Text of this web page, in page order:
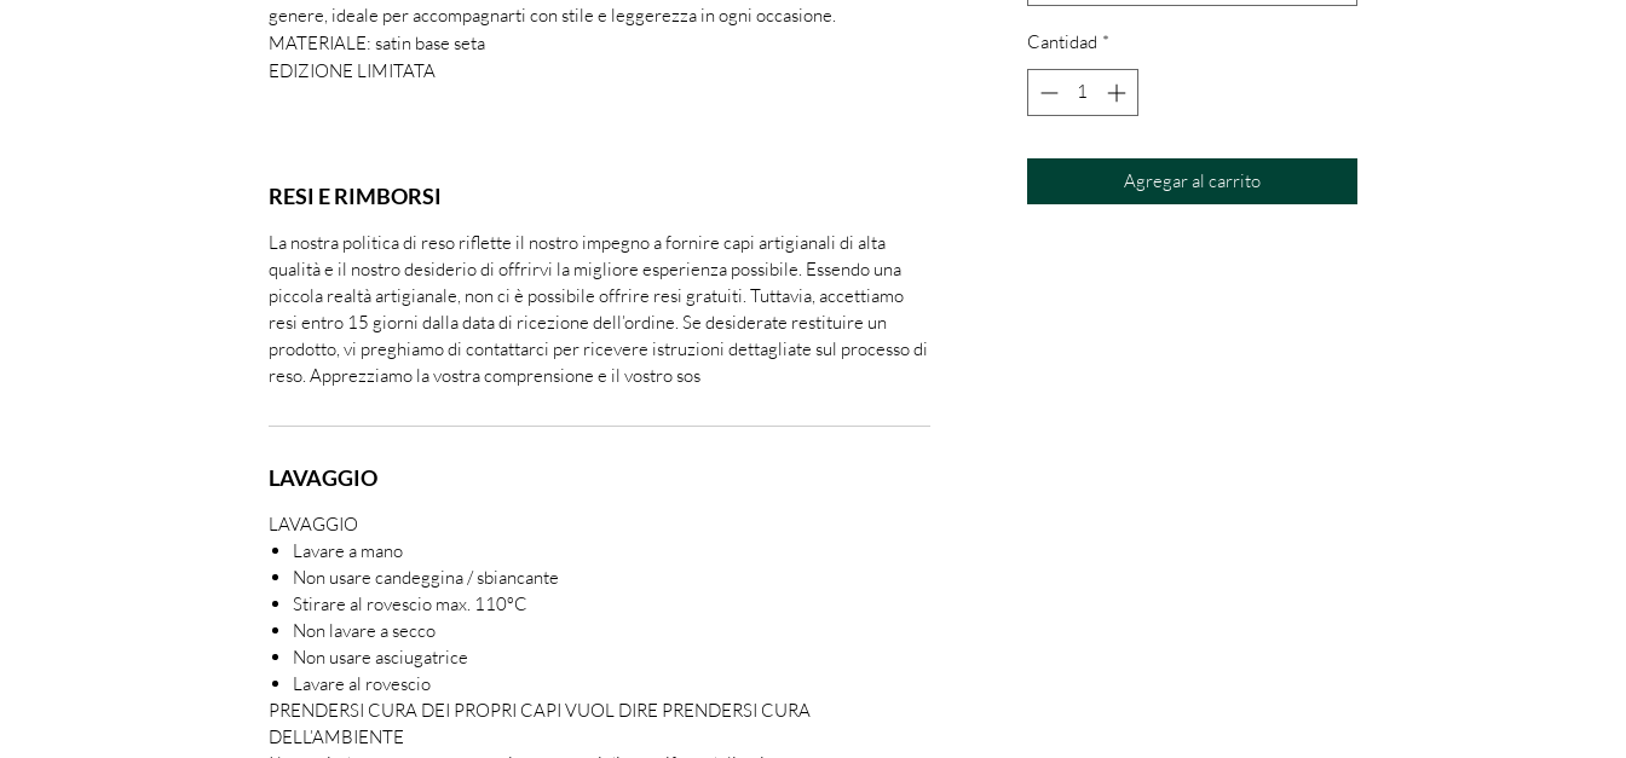
genere, ideale per accompagnarti con stile e leggerezza in ogni occasione.
MATERIALE: satin base seta
EDIZIONE LIMITATA
RESI E RIMBORSI
La nostra politica di reso riflette il nostro impegno a fornire capi artigianali di alta
qualità e il nostro desiderio di offrirvi la migliore esperienza possibile. Essendo una
piccola realtà artigianale, non ci è possibile offrire resi gratuiti. Tuttavia, accettiamo
resi entro 15 giorni dalla data di ricezione dell’ordine. Se desiderate restituire un
prodotto, vi preghiamo di contattarci per ricevere istruzioni dettagliate sul processo di
reso. Apprezziamo la vostra comprensione e il vostro sos
LAVAGGIO
LAVAGGIO
Lavare a mano
Non usare candeggina / sbiancante
Stirare al rovescio max. 110ºC
Non lavare a secco
Non usare asciugatrice
Lavare al rovescio
PRENDERSI CURA DEI PROPRI CAPI VUOL DIRE PRENDERSI CURA
DELL’AMBIENTE
Cantidad *
Agregar al carrito